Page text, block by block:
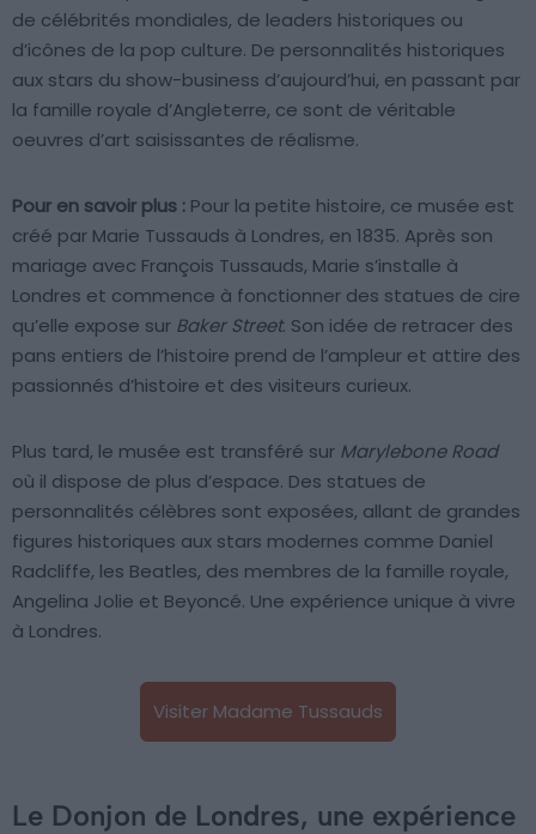
de célébrités mondiales, de leaders historiques ou
d’icônes de la pop culture. De personnalités historiques
aux stars du show-business d’aujourd’hui, en passant par
la famille royale d’Angleterre, ce sont de véritable
oeuvres d’art saisissantes de réalisme.
Pour en savoir plus : Pour la petite histoire, ce musée est
créé par Marie Tussauds à Londres, en 1835. Après son
mariage avec François Tussauds, Marie s’installe à
Londres et commence à fonctionner des statues de cire
qu’elle expose sur Baker Street. Son idée de retracer des
pans entiers de l’histoire prend de l’ampleur et attire des
passionnés d’histoire et des visiteurs curieux.
Plus tard, le musée est transféré sur Marylebone Road
où il dispose de plus d’espace. Des statues de
personnalités célèbres sont exposées, allant de grandes
figures historiques aux stars modernes comme Daniel
Radcliffe, les Beatles, des membres de la famille royale,
Angelina Jolie et Beyoncé. Une expérience unique à vivre
à Londres.
Visiter Madame Tussauds
Le Donjon de Londres, une expérience